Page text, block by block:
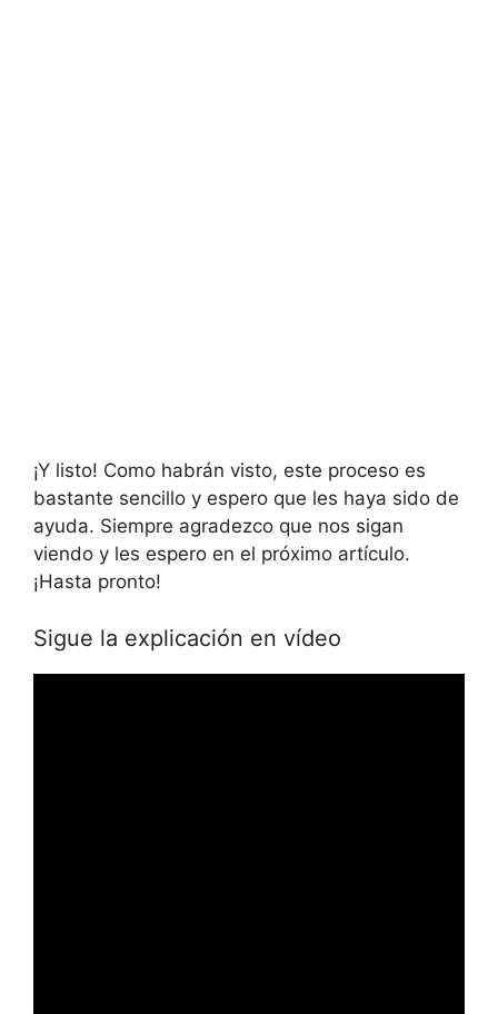
¡Y listo! Como habrán visto, este proceso es
bastante sencillo y espero que les haya sido de
ayuda. Siempre agradezco que nos sigan
viendo y les espero en el próximo artículo.
¡Hasta pronto!
Sigue la explicación en vídeo